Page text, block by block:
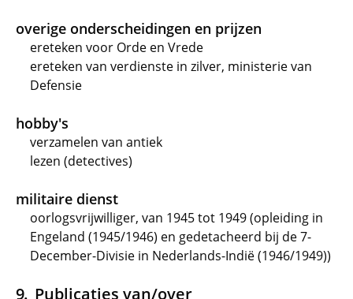
overige onderscheidingen en prijzen
ereteken voor Orde en Vrede
ereteken van verdienste in zilver, ministerie van
Defensie
hobby's
verzamelen van antiek
lezen (detectives)
militaire dienst
oorlogsvrijwilliger, van 1945 tot 1949 (opleiding in
Engeland (1945/1946) en gedetacheerd bij de 7-
December-Divisie in Nederlands-Indië (1946/1949))
Publicaties van/over